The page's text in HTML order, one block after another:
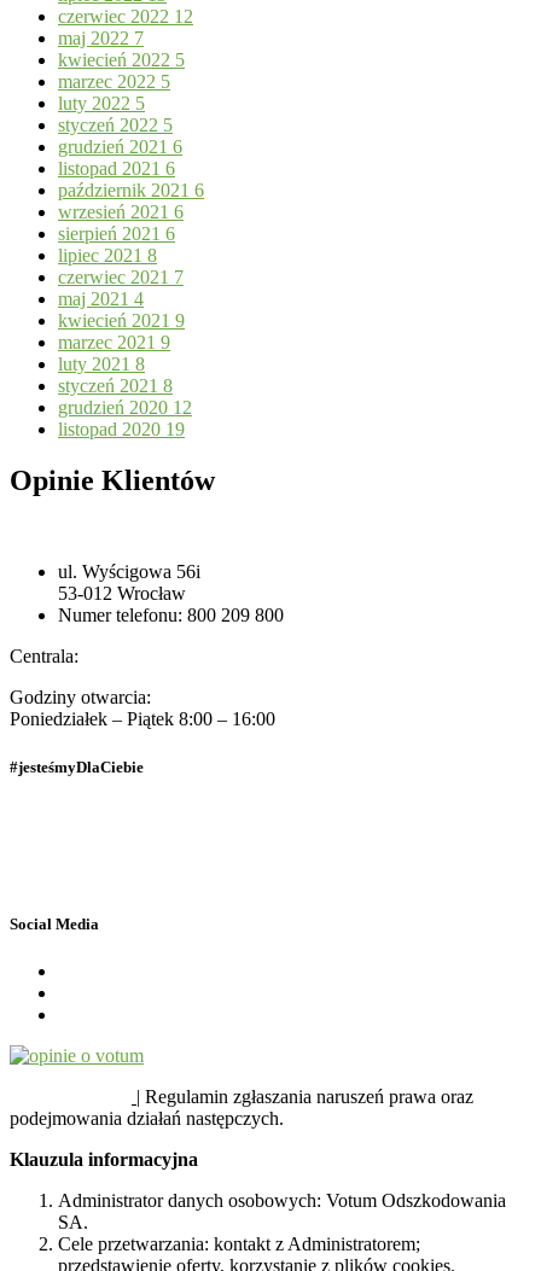
czerwiec 2022 12
maj 2022 7
kwiecień 2022 5
marzec 2022 5
luty 2022 5
styczeń 2022 5
grudzień 2021 6
listopad 2021 6
październik 2021 6
wrzesień 2021 6
sierpień 2021 6
lipiec 2021 8
czerwiec 2021 7
maj 2021 4
kwiecień 2021 9
marzec 2021 9
luty 2021 8
styczeń 2021 8
grudzień 2020 12
listopad 2020 19
Opinie Klientów
ul. Wyścigowa 56i
53-012 Wrocław
Numer telefonu: 800 209 800
Centrala:
Godziny otwarcia:
Poniedziałek – Piątek 8:00 – 16:00
#jesteśmyDlaCiebie
Social Media
| Regulamin zgłaszania naruszeń prawa oraz
podejmowania działań następczych.
Klauzula informacyjna
Administrator danych osobowych: Votum Odszkodowania
SA.
Cele przetwarzania: kontakt z Administratorem;
przedstawienie oferty, korzystanie z plików cookies.